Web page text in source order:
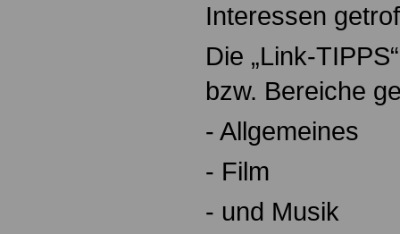
Interessen
Die „Link-
bzw. Bereiche
- Allgemeines
- Film
- und Musik